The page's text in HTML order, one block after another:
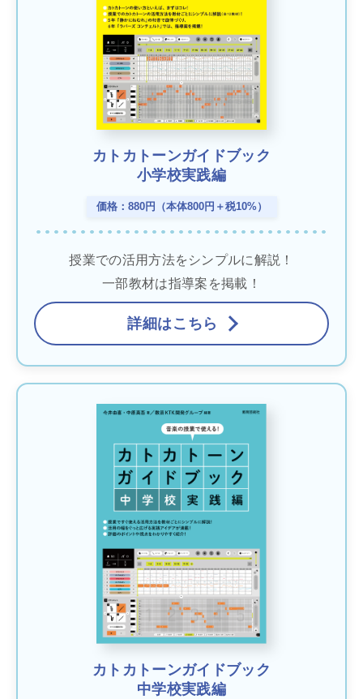
カトカトーンガイドブック
小学校実践編
価格：880円（本体800円＋税10%）
授業での活用方法をシンプルに解説！
一部教材は指導案を掲載！
詳細はこちら
カトカトーンガイドブック
中学校実践編